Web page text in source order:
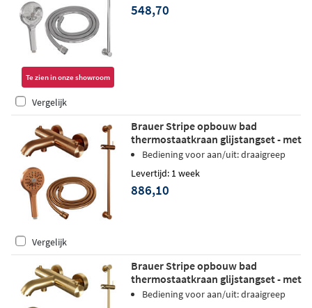
Te zien in onze showroom
548,70
Vergelijk
Brauer Stripe opbouw bad
thermostaatkraan glijstangset - met
3-standen handdouche - geborsteld
Bediening voor aan/uit: draaigreep
Levertijd: 1 week
886,10
Vergelijk
Brauer Stripe opbouw bad
thermostaatkraan glijstangset - met
3-standen handdouche - geborsteld
Bediening voor aan/uit: draaigreep